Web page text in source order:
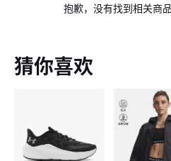
抱歉，没有找到相关商
猜你喜欢